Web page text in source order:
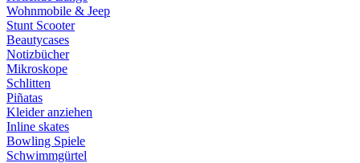
Wohnmobile & Jeep
Stunt Scooter
Beautycases
Notizbücher
Mikroskope
Schlitten
Piñatas
Kleider anziehen
Inline skates
Bowling Spiele
Schwimmgürtel